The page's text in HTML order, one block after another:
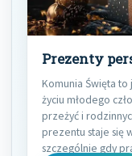
Prezenty
Komunia Święta
życiu młodego
przeżyć i
prezentu staje się
szczególnie gdy